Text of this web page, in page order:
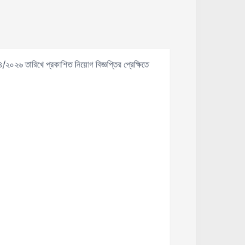
তারিখে প্রকাশিত নিয়োগ বিজ্ঞপ্তির প্রেক্ষিতে